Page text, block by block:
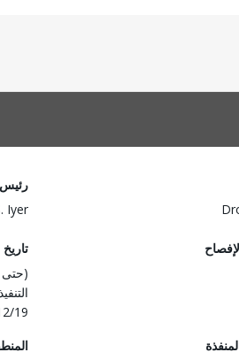
Iyer
(حتى
19